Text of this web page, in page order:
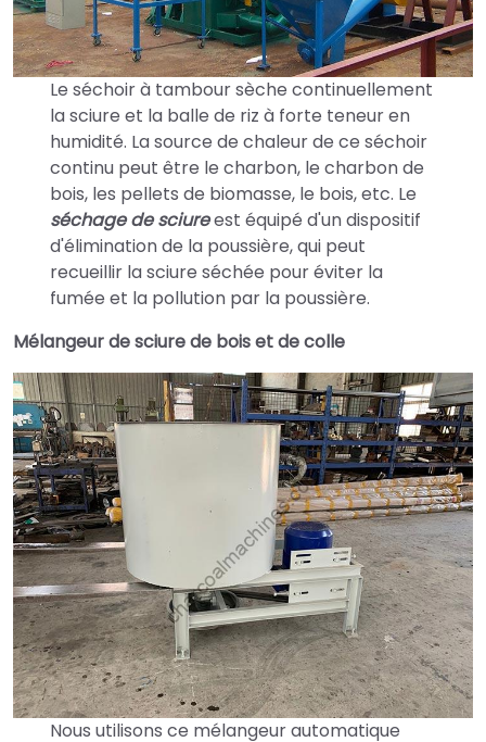
Le séchoir à tambour sèche continuellement
la sciure et la balle de riz à forte teneur en
humidité. La source de chaleur de ce séchoir
continu peut être le charbon, le charbon de
bois, les pellets de biomasse, le bois, etc. Le
séchage de sciureest équipé d'un dispositif
d'élimination de la poussière, qui peut
recueillir la sciure séchée pour éviter la
fumée et la pollution par la poussière.
Mélangeur de sciure de bois et de colle
Nous utilisons ce mélangeur automatique